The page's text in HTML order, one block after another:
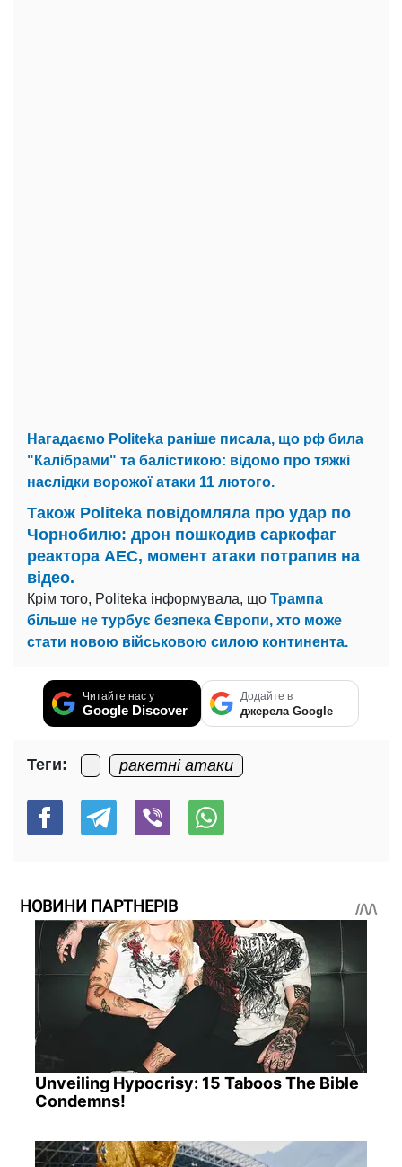
Нагадаємо Politeka раніше писала, що рф била
"Калібрами" та балістикою: відомо про тяжкі
наслідки ворожої атаки 11 лютого.
Також Politeka повідомляла про удар по
Чорнобилю: дрон пошкодив саркофаг
реактора АЕС, момент атаки потрапив на
відео.
Крім того, Politeka інформувала, що Трампа
більше не турбує безпека Європи, хто може
стати новою військовою силою континента.
Читайте нас у
Google Discover
Додайте в
джерела Google
Теги: ракетні атаки
НОВИНИ ПАРТНЕРІВ
Unveiling Hypocrisy: 15 Taboos The Bible
Condemns!